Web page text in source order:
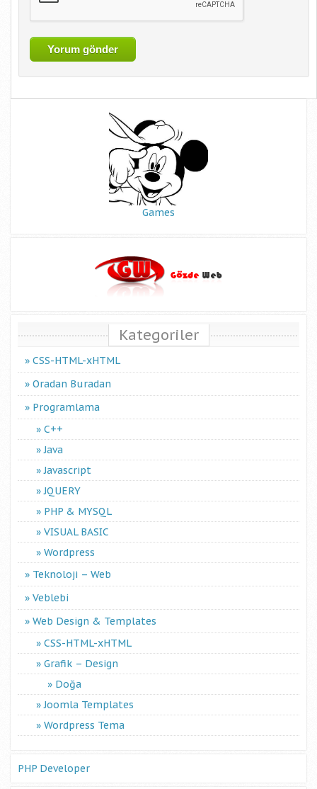
Games
Kategoriler
CSS-HTML-xHTML
Oradan Buradan
Programlama
C++
Java
Javascript
JQUERY
PHP & MYSQL
VISUAL BASIC
Wordpress
Teknoloji – Web
Veblebi
Web Design & Templates
CSS-HTML-xHTML
Grafik – Design
Doğa
Joomla Templates
Wordpress Tema
PHP Developer